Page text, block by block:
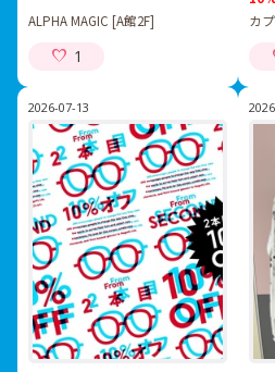
ALPHA MAGIC [A館2F]
1
カ
2026-07-13